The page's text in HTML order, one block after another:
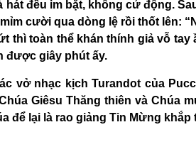
hát đều im bặt, không cử động.
cười qua dòng lệ rồi thốt lên:
thì toàn thể khán thính giả vỗ
được giây phút ấy.
vở nhạc kịch Turandot của
Giêsu Thăng thiên và Chúa
để lại là rao giảng Tin Mừng